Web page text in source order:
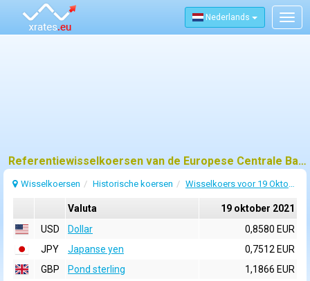
Nederlands
Referentiewisselkoersen van de Europese Centrale Bank (ECB) voor 19 oktober 2021
Wisselkoersen Historische koersen Wisselkoers voor 19 Oktober 2021
Valuta
19 oktober 2021
USD
Dollar
0,8580 EUR
JPY
Japanse yen
0,7512 EUR
GBP
Pond sterling
1,1866 EUR